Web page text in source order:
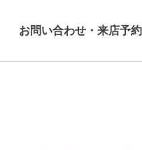
お問い合わせ・来店予約